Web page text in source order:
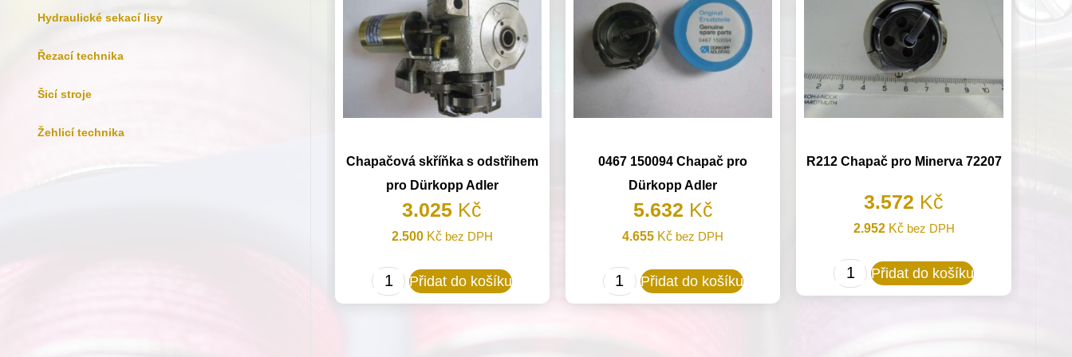
Hydraulické sekací lisy
Řezací technika
Šicí stroje
Žehlicí technika
Chapačová skříňka s odstřihem
pro Dürkopp Adler
3.025 Kč
2.500 Kčbez DPH
Chapačová
skříňka
Přidat do košíku
0467 150094 Chapač pro
Dürkopp Adler
5.632 Kč
4.655 Kč bez DPH
0467
150094
Přidat do košíku
R212 Chapač pro Minerva 72207
3.572 Kč
2.952 Kčbez DPH
R212
Chapač
Přidat do košíku